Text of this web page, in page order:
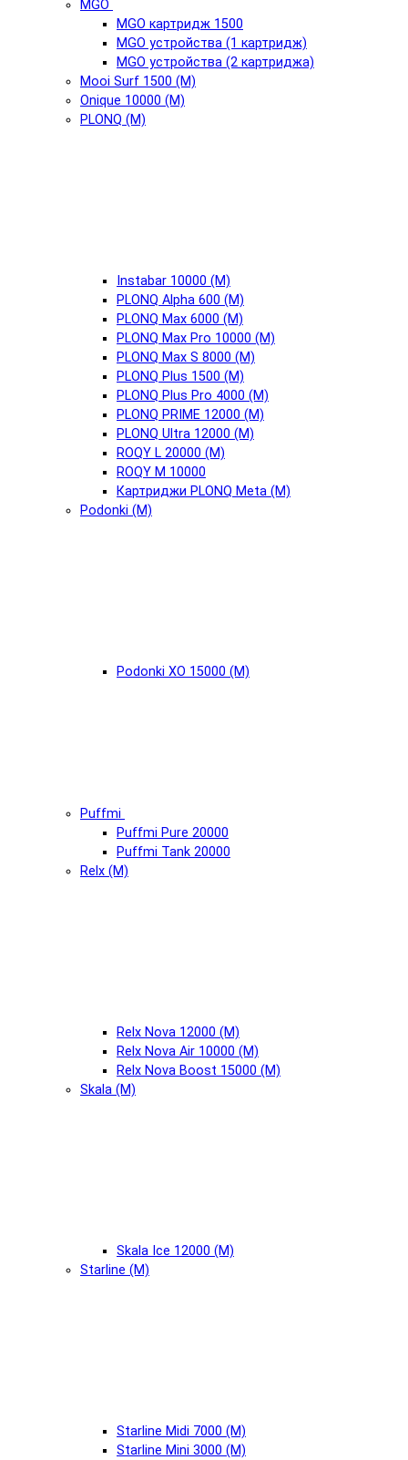
MGO
MGO картридж 1500
MGO устройства (1 картридж)
MGO устройства (2 картриджа)
Mooi Surf 1500 (М)
Onique 10000 (М)
PLONQ (М)
Instabar 10000 (М)
PLONQ Alpha 600 (М)
PLONQ Max 6000 (М)
PLONQ Max Pro 10000 (М)
PLONQ Max S 8000 (М)
PLONQ Plus 1500 (М)
PLONQ Plus Pro 4000 (М)
PLONQ PRIME 12000 (М)
PLONQ Ultra 12000 (М)
ROQY L 20000 (М)
ROQY M 10000
Картриджи PLONQ Meta (М)
Podonki (М)
Podonki XO 15000 (М)
Puffmi
Puffmi Pure 20000
Puffmi Tank 20000
Relx (М)
Relx Nova 12000 (М)
Relx Nova Air 10000 (М)
Relx Nova Boost 15000 (М)
Skala (М)
Skala Ice 12000 (М)
Starline (М)
Starline Midi 7000 (М)
Starline Mini 3000 (М)